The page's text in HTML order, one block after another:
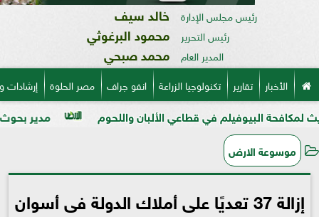
رئيس مجلس الإدارة خالد سيف
رئيس التحرير محمود البرغوثي
المدير العام محمد صبحي
الأخبار تقارير تكنولوجيا الزراعة انفو جراف مصر الحلوة
مدير بحوث أمراض في قطاعي الألبان واللحوم
موسوعة الارض
إزالة 37 تعديًا على أملاك الدولة فى أسوان